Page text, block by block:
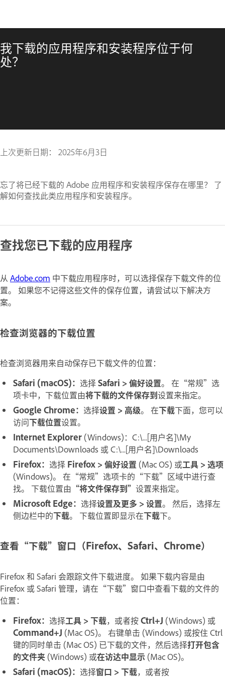
我下载的应用程序和安装程序位于何
处？
上次更新日期： 2025年6月3日
忘了将已经下载的 Adobe 应用程序和安装程序保存在哪里？ 了
解如何查找此类应用程序和安装程序。
查找您已下载的应用程序
从 Adobe.com 中下载应用程序时，可以选择保存下载文件的位
置。 如果您不记得这些文件的保存位置，请尝试以下解决方
案。
检查浏览器的下载位置
检查浏览器用来自动保存已下载文件的位置：
Safari (macOS)： 选择Safari > 偏好设置。 在“常规”选
项卡中，下载位置由将下载的文件保存到设置来指定。
Google Chrome： 选择设置 > 高级。 在下载下面， 您可以
访问下载位置设置。
Internet Explorer (Windows)：C:\...[用户名]\My
Documents\Downloads 或 C:\...[用户名]\Downloads
Firefox： 选择 Firefox > 偏好设置 (Mac OS) 或工具 > 选项
(Windows)。 在“常规”选项卡的“下载”区域中进行查
找。 下载位置由 “将文件保存到” 设置来指定。
Microsoft Edge： 选择设置及更多 > 设置。 然后，选择左
侧边栏中的下载。 下载位置即显示在下载下。
查看“下载”窗口（Firefox、Safari、Chrome）
Firefox 和 Safari 会跟踪文件下载进度。 如果下载内容是由
Firefox 或 Safari 管理，请在“下载”窗口中查看下载的文件的
位置：
Firefox： 选择工具 > 下载，或者按Ctrl+J (Windows) 或
Command+J (Mac OS)。 右键单击 (Windows) 或按住 Ctrl
键的同时单击 (Mac OS) 已下载的文件，然后选择打开包含
的文件夹 (Windows) 或在访达中显示 (Mac OS)。
Safari (macOS)： 选择窗口 > 下载，或者按